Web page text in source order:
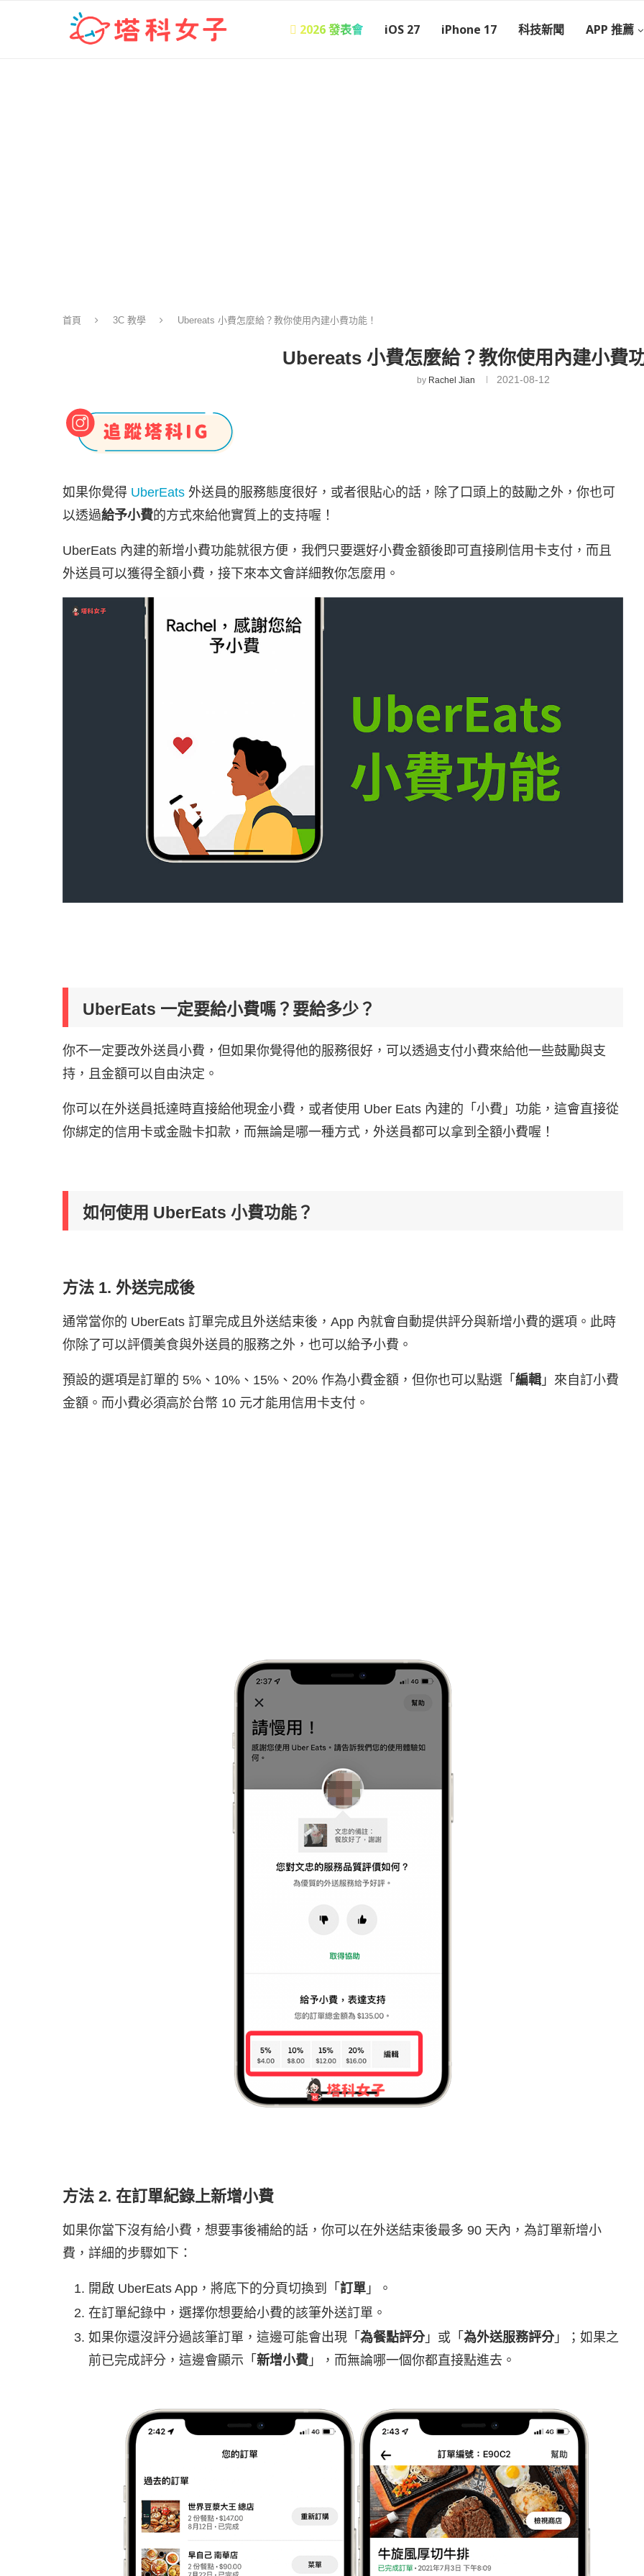
 2026 發表會 iOS 27 iPhone 17 科技新聞 APP 推薦
首頁 3C 教學 Ubereats 小費怎麼給？教你使用內建小費功能！
Ubereats 小費怎麼給？教你使用內建小費
by Rachel Jian 2021-08-12
如果你覺得 UberEats 外送員的服務態度很好，或者很貼心的話，除了口頭上的鼓勵之外，你也可
以透過給予小費的方式來給他實質上的支持喔！
UberEats 內建的新增小費功能就很方便，我們只要選好小費金額後即可直接刷信用卡支付，而且
外送員可以獲得全額小費，接下來本文會詳細教你怎麼用。
UberEats 一定要給小費嗎？要給多少？
你不一定要改外送員小費，但如果你覺得他的服務很好，可以透過支付小費來給他一些鼓勵與支
持，且金額可以自由決定。
你可以在外送員抵達時直接給他現金小費，或者使用 Uber Eats 內建的「小費」功能，這會直接從
你綁定的信用卡或金融卡扣款，而無論是哪一種方式，外送員都可以拿到全額小費喔！
如何使用 UberEats 小費功能？
方法 1. 外送完成後
通常當你的 UberEats 訂單完成且外送結束後，App 內就會自動提供評分與新增小費的選項。此時
你除了可以評價美食與外送員的服務之外，也可以給予小費。
預設的選項是訂單的 5%、10%、15%、20% 作為小費金額，但你也可以點選「 編輯 」來自訂小費
金額。而小費必須高於台幣 10 元才能用信用卡支付。
方法 2. 在訂單紀錄上新增小費
如果你當下沒有給小費，想要事後補給的話，你可以在外送結束後最多 90 天內，為訂單新增小
費，詳細的步驟如下：
開啟 UberEats App，將底下的分頁切換到「 訂單 」。
在訂單紀錄中，選擇你想要給小費的該筆外送訂單。
如果你還沒評分過該筆訂單，這邊可能會出現「 為餐點評分」或「 為外送服務評分」；如果之
前已完成評分，這邊會顯示「 新增小費 」，而無論哪一個你都直接點進去。